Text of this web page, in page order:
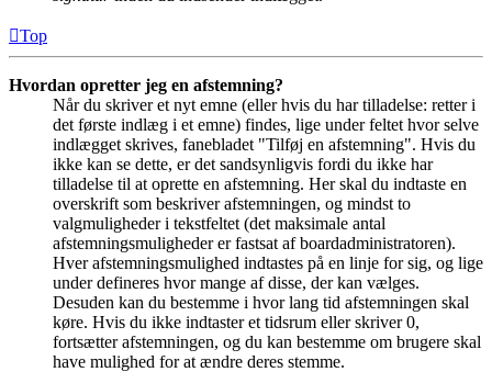
Top
Hvordan opretter jeg en afstemning?
Når du skriver et nyt emne (eller hvis du har tilladelse: retter i
det første indlæg i et emne) findes, lige under feltet hvor selve
indlægget skrives, fanebladet "Tilføj en afstemning". Hvis du
ikke kan se dette, er det sandsynligvis fordi du ikke har
tilladelse til at oprette en afstemning. Her skal du indtaste en
overskrift som beskriver afstemningen, og mindst to
valgmuligheder i tekstfeltet (det maksimale antal
afstemningsmuligheder er fastsat af boardadministratoren).
Hver afstemningsmulighed indtastes på en linje for sig, og lige
under defineres hvor mange af disse, der kan vælges.
Desuden kan du bestemme i hvor lang tid afstemningen skal
køre. Hvis du ikke indtaster et tidsrum eller skriver 0,
fortsætter afstemningen, og du kan bestemme om brugere skal
have mulighed for at ændre deres stemme.